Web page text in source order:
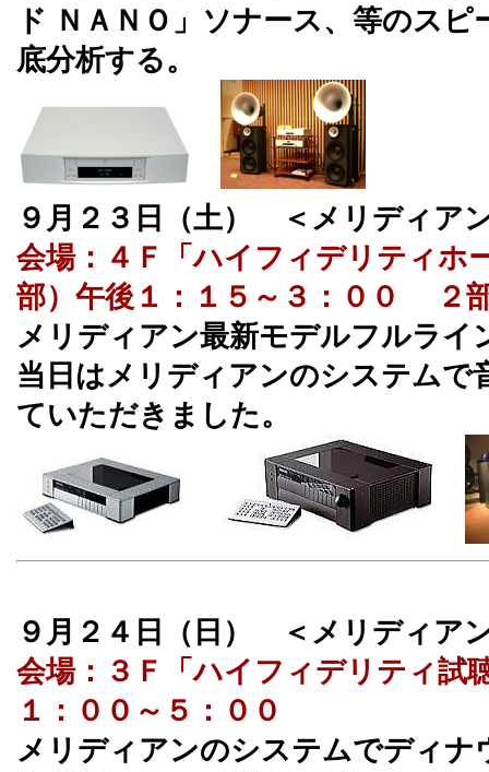
ド ＮＡＮＯ」ソナース、等のス
底分析する。
９月２３日（土） ＜メリディ
会場：４Ｆ「ハイフィデリティ
部）午後１：１５～３：００ ２
メリディアン最新モデルフルライ
当日はメリディアンのシステムで
ていただきました。
９月２４日（日） ＜メリディア
会場：３Ｆ「ハイフィデリティ
１：００～５：００
メリディアンのシステムでディ